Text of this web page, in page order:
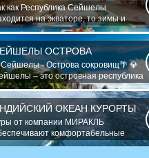
как Республика Сейшелы
на экваторе, то зимы и
не знает...
ОСТРОВА
- Острова сокровищ🌴 💎
– это островная республика
ОКЕАН КУРОРТЫ
от компании МИРАКЛЬ
комфортабельные
в 120...